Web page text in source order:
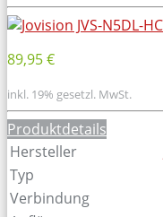
89,95 €
inkl. 19% gesetzl. MwSt.
Produktdetails
Hersteller
Typ
Verbindung